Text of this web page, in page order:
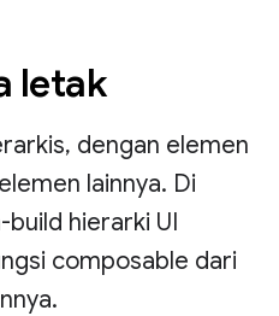
letak
dengan elemen
lainnya. Di
hierarki UI
composable dari